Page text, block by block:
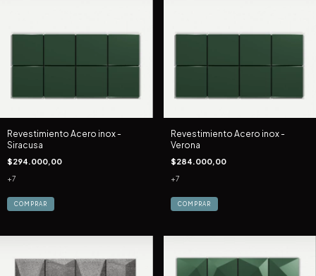
Revestimiento Acero inox -
Siracusa
$294.000,00
+7
COMPRAR
Revestimiento Acero inox -
Verona
$284.000,00
+7
COMPRAR